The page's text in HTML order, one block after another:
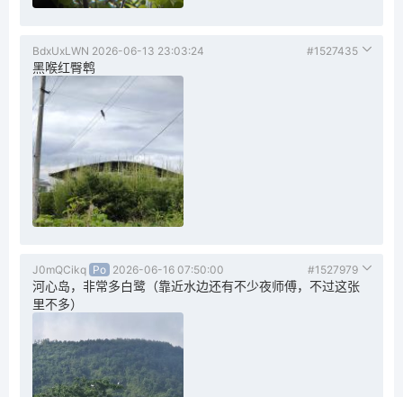
BdxUxLWN 2026-06-13 23:03:24 #1527435
黑喉红臀鹎
J0mQCikq Po 2026-06-16 07:50:00 #1527979
河心岛，非常多白鹭（靠近水边还有不少夜师傅，不过这张
里不多）